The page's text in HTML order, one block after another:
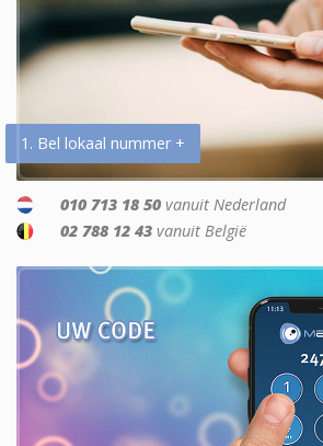
1. Bel lokaal nummer +
010 713 18 50 vanuit Nederland
02 788 12 43 vanuit België